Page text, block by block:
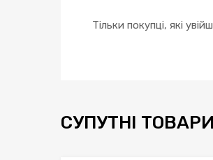
Тільки покупці, які
СУПУТНІ ТОВАРИ